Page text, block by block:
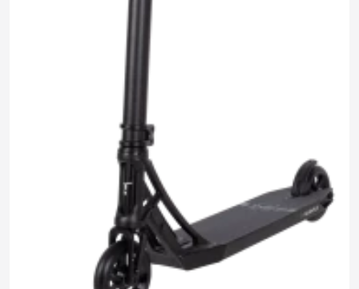
0.0
Нет отзывов
Задать
вопрос
будет начислено за покупку